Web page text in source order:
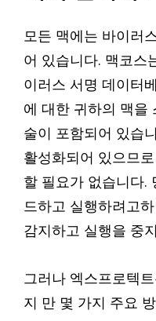
모든 맥에는 바이러
어 있습니다. 맥코스
이러스 서명 데이터
에 대한 귀하의 맥을
술이 포함되어 있습
활성화되어 있으므
할 필요가 없습니다.
드하고 실행하려고
감지하고 실행을 중
그러나 엑스프로텍
지 만 몇 가지 주요